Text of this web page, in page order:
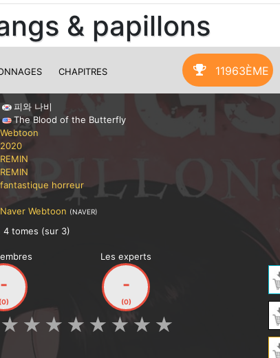
& papillons
CHAPITRES 11963ÈME
피와 나비
The Blood of the Butterfly
Webtoon
2020
REMIN
REMIN
fantastique horreur
Naver Webtoon (NAVER)
4 tomes (sur 3)
-
(0)
Les experts
-
(0)
★
★
★
★
★
★
★
★